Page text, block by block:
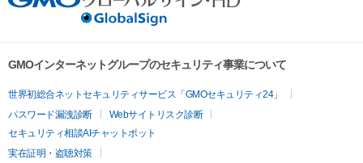
GMOインターネットグループのセキュリティ事業について
世界初総合ネットセキュリティサービス「GMOセキュリティ24」
パスワード漏洩診断
Webサイトリスク診断
セキュリティ相談AIチャットボット
実在証明・盗聴対策